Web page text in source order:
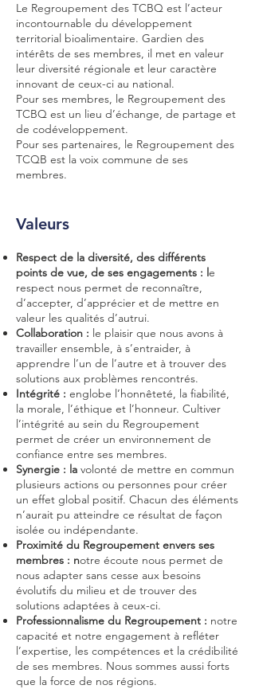
Le Regroupement des TCBQ est l’acteur
incontournable du développement
territorial bioalimentaire. Gardien des
intérêts de ses membres, il met en valeur
leur diversité régionale et leur caractère
innovant de ceux-ci au national.
Pour ses membres, le Regroupement des
TCBQ est un lieu d’échange, de partage et
de codéveloppement.
Pour ses partenaires, le Regroupement des
TCQB est la voix commune de ses
membres.
Valeurs
Respect de la diversité, des différents
points de vue, de ses engagements : le
respect nous permet de reconnaître,
d’accepter, d’apprécier et de mettre en
valeur les qualités d’autrui.
Collaboration : le plaisir que nous avons à
travailler ensemble, à s’entraider, à
apprendre l’un de l’autre et à trouver des
solutions aux problèmes rencontrés.
Intégrité : englobe l’honnêteté, la fiabilité,
la morale, l’éthique et l’honneur. Cultiver
l’intégrité au sein du Regroupement
permet de créer un environnement de
confiance entre ses membres.
Synergie : la volonté de mettre en commun
plusieurs actions ou personnes pour créer
un effet global positif. Chacun des éléments
n’aurait pu atteindre ce résultat de façon
isolée ou indépendante.
Proximité du Regroupement envers ses
membres : notre écoute nous permet de
nous adapter sans cesse aux besoins
évolutifs du milieu et de trouver des
solutions adaptées à ceux-ci.
Professionnalisme du Regroupement : notre
capacité et notre engagement à refléter
l’expertise, les compétences et la crédibilité
de ses membres. Nous sommes aussi forts
que la force de nos régions.